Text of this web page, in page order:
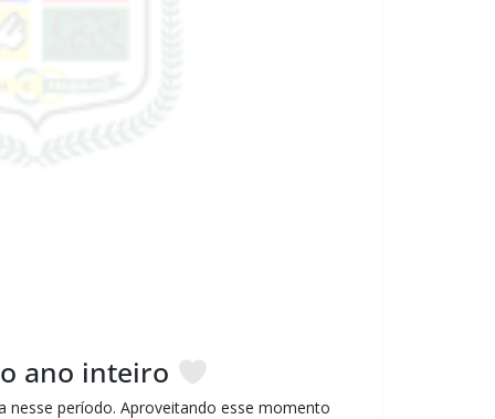
ano inteiro
período. Aproveitando esse momento